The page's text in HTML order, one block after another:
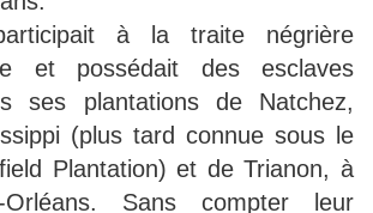
à la traite négrière
et possédait des esclaves
ses plantations de Natchez,
(plus tard connue sous le
Plantation) et de Trianon, à
Orléans. Sans compter leur